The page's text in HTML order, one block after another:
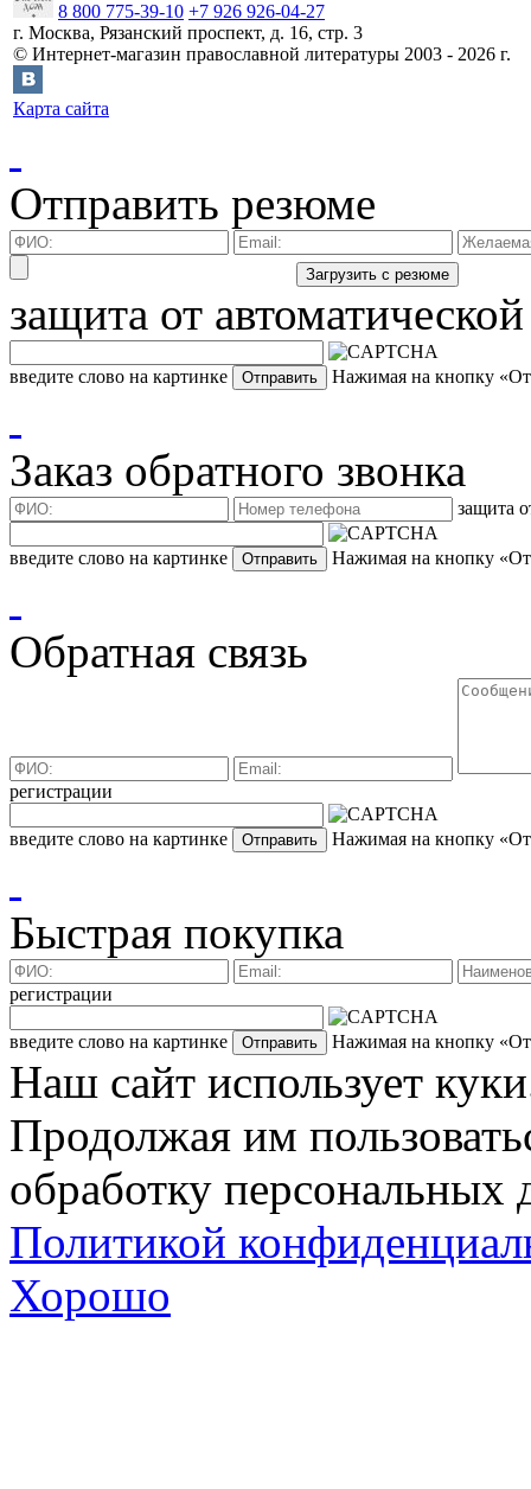
8 800 775-39-10 +7 926 926-04-27
г. Москва, Рязанский проспект, д. 16, стр. 3
© Интернет-магазин православной литературы 2003 - 2026 г.
Карта сайта
Отправить резюме
защита от
введите слово на картинке Нажимая на кнопку
Заказ обратного звонка
защита
введите слово на картинке Нажимая на кнопку
Обратная связь
регистрации
введите слово на картинке Нажимая на кнопку
Быстрая покупка
регистрации
введите слово на картинке Нажимая на кнопку
Наш сайт использует
Продолжая им
обработку персональных
Политикой
Хорошо